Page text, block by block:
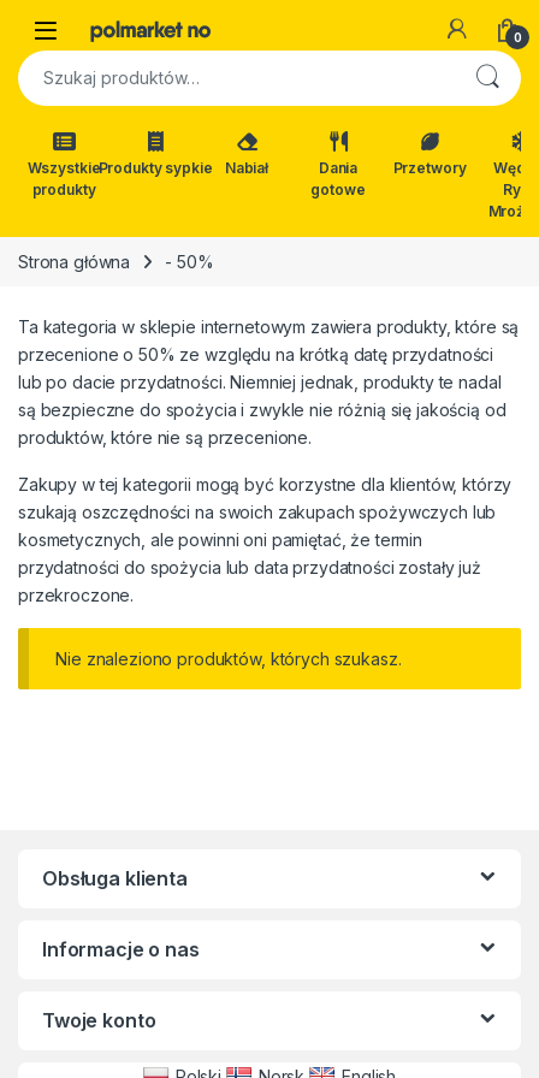
Open 0
Szukaj:
Wszystkie
produkty
Produkty sypkie Nabiał
Dania
gotowe
Przetwory
Ryby
Strona główna - 50%
Ta kategoria w sklepie internetowym zawiera produkty, które są
przecenione o 50% ze względu na krótką datę przydatności
lub po dacie przydatności. Niemniej jednak, produkty te nadal
są bezpieczne do spożycia i zwykle nie różnią się jakością od
produktów, które nie są przecenione.
Zakupy w tej kategorii mogą być korzystne dla klientów, którzy
szukają oszczędności na swoich zakupach spożywczych lub
kosmetycznych, ale powinni oni pamiętać, że termin
przydatności do spożycia lub data przydatności zostały już
przekroczone.
Nie znaleziono produktów, których szukasz.
Obsługa klienta
Informacje o nas
Twoje konto